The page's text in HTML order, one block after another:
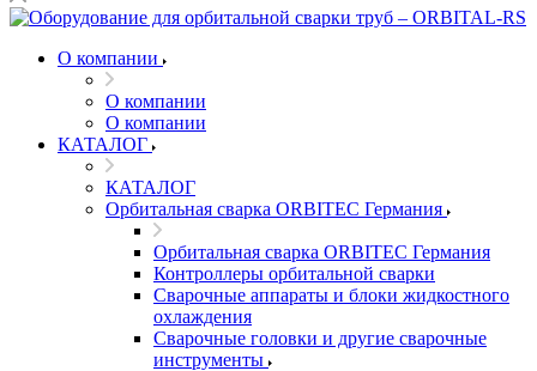
О компании
О компании
О компании
КАТАЛОГ
КАТАЛОГ
Орбитальная сварка ORBITEC Германия
Орбитальная сварка ORBITEC Германия
Контроллеры орбитальной сварки
Сварочные аппараты и блоки жидкостного
охлаждения
Сварочные головки и другие сварочные
инструменты